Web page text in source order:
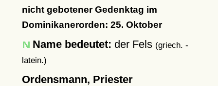
nicht gebotener Gedenktag im
Dominikanerorden: 25. Oktober
Name bedeutet: der Fels (griech. -
latein.)
Ordensmann, Priester